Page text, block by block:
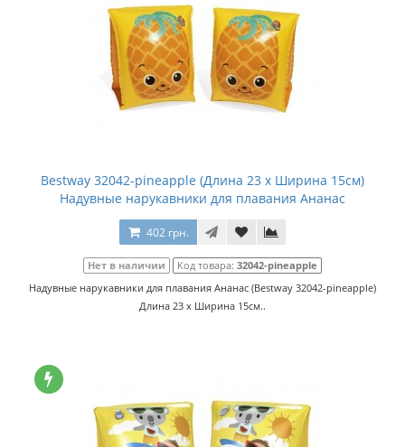
Bestway 32042-pineapple (Длина 23 x Ширина 15см)
Надувные нарукавники для плавания Ананас
402 грн.
Нет в наличии Код товара: 32042-pineapple
Надувные нарукавники для плавания Ананас (Bestway 32042-pineapple)
Длина 23 x Ширина 15см..